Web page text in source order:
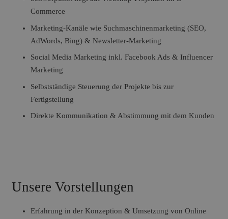
Commerce
Marketing-Kanäle wie Suchmaschinenmarketing (SEO,
AdWords, Bing) & Newsletter-Marketing
Social Media Marketing inkl. Facebook Ads & Influencer
Marketing
Selbstständige Steuerung der Projekte bis zur
Fertigstellung
Direkte Kommunikation & Abstimmung mit dem Kunden
Unsere Vorstellungen
Erfahrung in der Konzeption & Umsetzung von Online